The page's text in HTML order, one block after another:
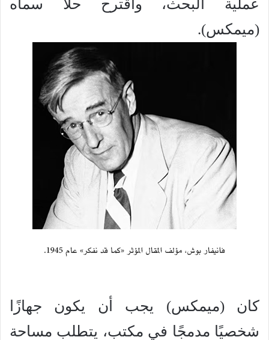
عملية البحث، واقترح حلًا سماه
(ميمكس).
كان (ميمكس) يجب أن يكون جهازًا
شخصيًا مدمجًا في مكتب، يتطلب مساحة